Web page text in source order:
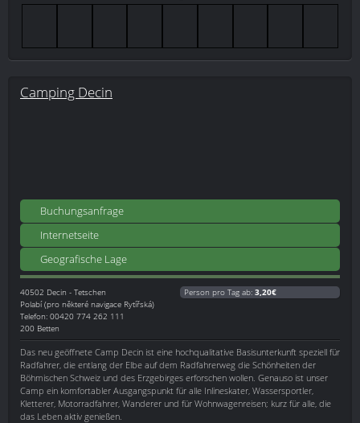
Camping Decin
Buchungsanfrage
Internetseite
Geografische Lage
40502 Decin - Tetschen
Polabí (pro některé navigace Rytířská)
Telefon: 00420 774 262 111
200 Betten
Person pro Tag ab: 3,20€
Das neu geöffnete Camp Decin ist eine hochqualitative Basisunterkunft speziell für
Radfahrer, die entlang der Elbe auf dem Radfahrerweg die Schönheiten der
Böhmischen Schweiz und des Erzgebirges erforschen wollen. Genauso ist unser
Camp ein komfortabler Ausgangspunkt für alle Inlineskater, Wassersportler,
Kletterer, Motorradfahrer, Wanderer und für Wohnwagenreisen; kurz für alle, die
das Leben aktiv genießen.